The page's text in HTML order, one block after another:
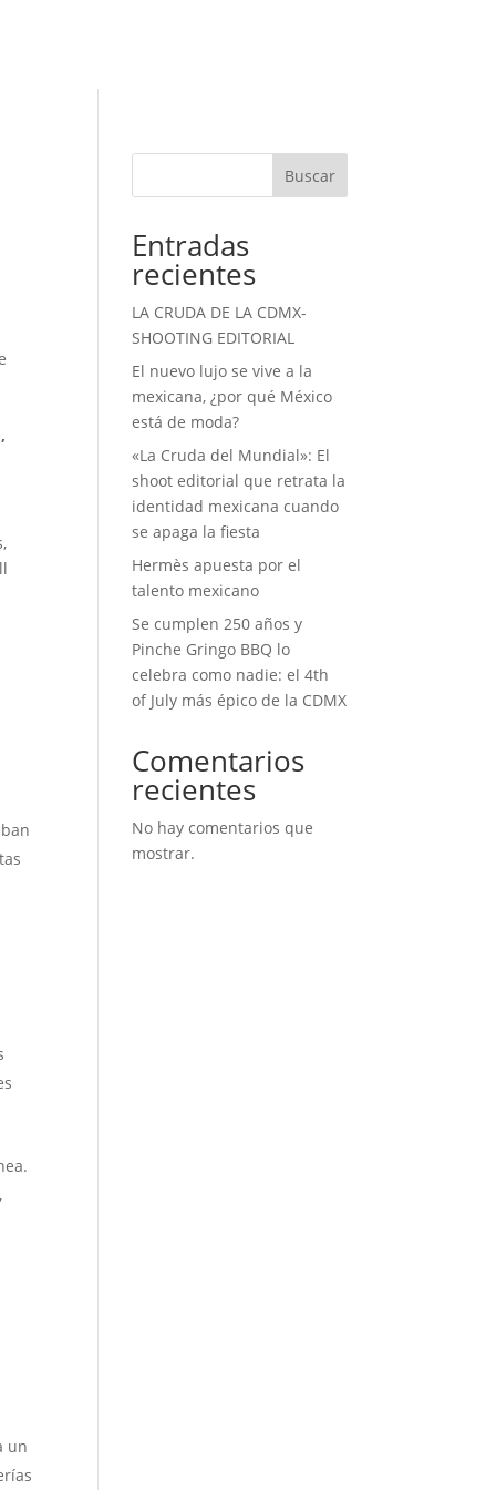
un
Buscar
Entradas
recientes
LA CRUDA DE LA CDMX-
SHOOTING EDITORIAL
El nuevo lujo se vive a la
mexicana, ¿por qué México
está de moda?
«La Cruda del Mundial»: El
shoot editorial que retrata la
identidad mexicana cuando
se apaga la fiesta
Hermès apuesta por el
talento mexicano
Se cumplen 250 años y
Pinche Gringo BBQ lo
celebra como nadie: el 4th
of July más épico de la CDMX
Comentarios
recientes
No hay comentarios que
mostrar.